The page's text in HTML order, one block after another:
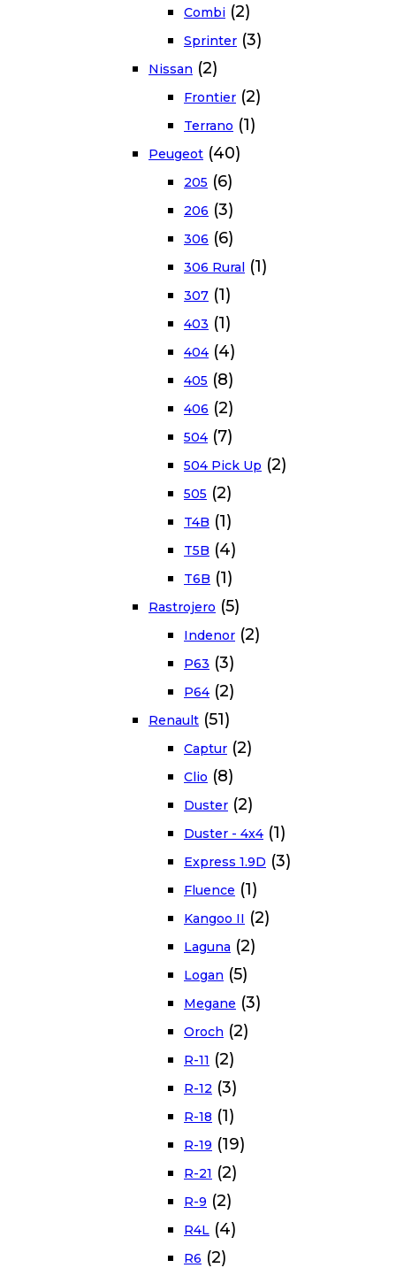
Combi (2)
Sprinter (3)
Nissan (2)
Frontier (2)
Terrano (1)
Peugeot (40)
205 (6)
206 (3)
306 (6)
306 Rural (1)
307 (1)
403 (1)
404 (4)
405 (8)
406 (2)
504 (7)
504 Pick Up (2)
505 (2)
T4B (1)
T5B (4)
T6B (1)
Rastrojero (5)
Indenor (2)
P63 (3)
P64 (2)
Renault (51)
Captur (2)
Clio (8)
Duster (2)
Duster - 4x4 (1)
Express 1.9D (3)
Fluence (1)
Kangoo II (2)
Laguna (2)
Logan (5)
Megane (3)
Oroch (2)
R-11 (2)
R-12 (3)
R-18 (1)
R-19 (19)
R-21 (2)
R-9 (2)
R4L (4)
R6 (2)